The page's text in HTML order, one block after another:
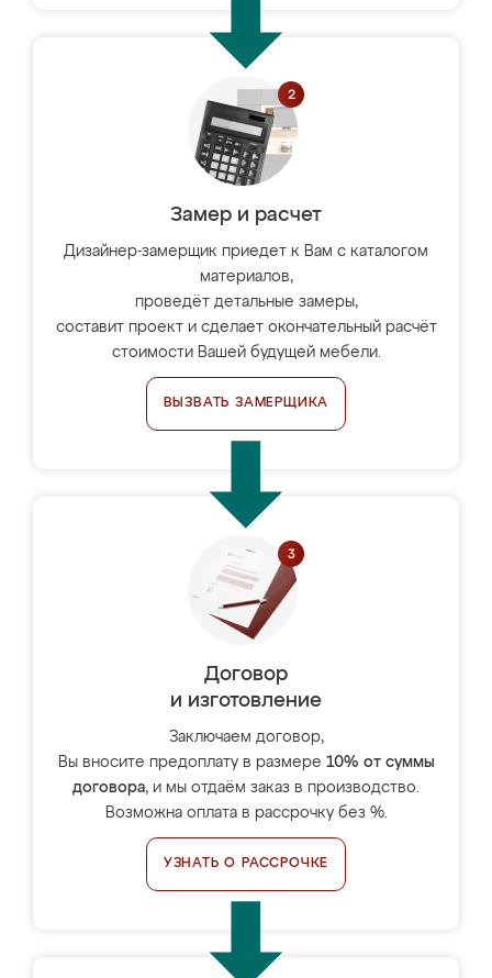
Замер и расчет
Дизайнер-замерщик приедет к Вам с каталогом
материалов,
проведёт детальные замеры,
составит проект и сделает окончательный расчёт
стоимости Вашей будущей мебели.
ВЫЗВАТЬ ЗАМЕРЩИКА
Договор
и изготовление
Заключаем договор,
Вы вносите предоплату в размере 10% от суммы
договора, и мы отдаём заказ в производство.
Возможна оплата в рассрочку без %.
УЗНАТЬ О РАССРОЧКЕ